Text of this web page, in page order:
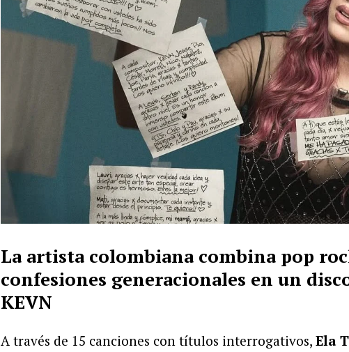
La artista colombiana combina pop
confesiones generacionales en un
KEVN
A través de 15 canciones con títulos interrogativos, Ela